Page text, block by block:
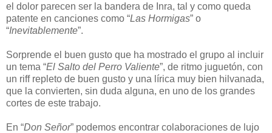
el dolor parecen ser la bandera de Inra, tal y como queda
patente en canciones como “Las Hormigas” o
“Inevitablemente”.
Sorprende el buen gusto que ha mostrado el grupo al incluir
un tema “El Salto del Perro Valiente”, de ritmo juguetón, con
un riff repleto de buen gusto y una lírica muy bien hilvanada,
que la convierten, sin duda alguna, en uno de los grandes
cortes de este trabajo.
En “Don Señor” podemos encontrar colaboraciones de lujo